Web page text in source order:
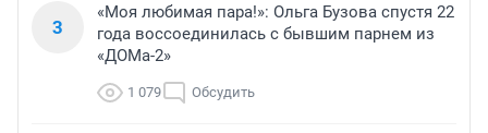
3
«Моя любимая пара!»: Ольга Бузова спустя 22
года воссоединилась с бывшим парнем из
«ДОМа-2»
1 079 Обсудить